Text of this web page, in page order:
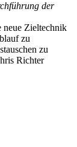
der
neue Zieltechnik
zu
zu
Richter